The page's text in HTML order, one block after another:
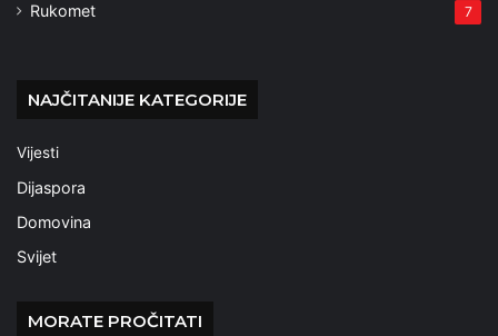
Rukomet 7
NAJČITANIJE KATEGORIJE
Vijesti
Dijaspora
Domovina
Svijet
MORATE PROČITATI